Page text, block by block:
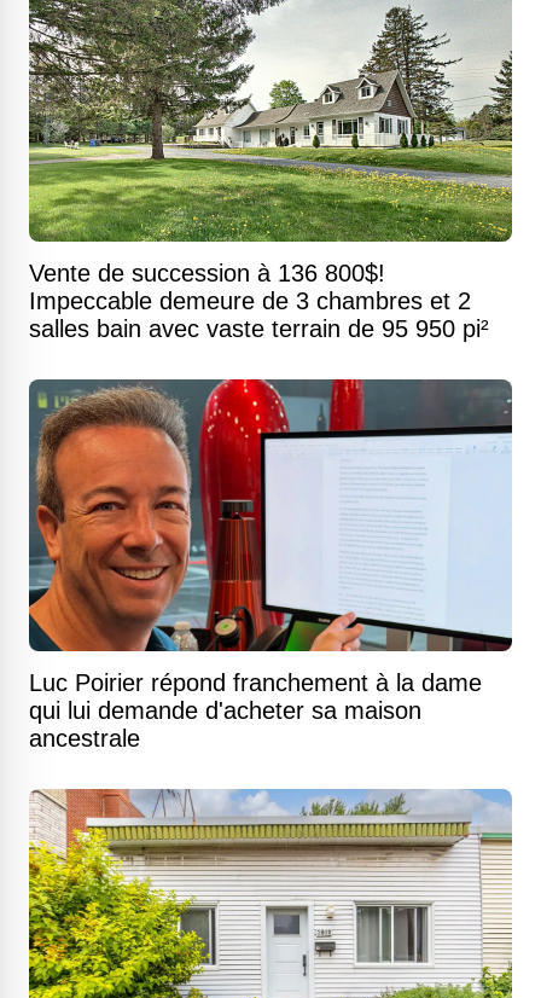
Vente de succession à 136 800$!
Impeccable demeure de 3 chambres et 2
salles bain avec vaste terrain de 95 950 pi²
Luc Poirier répond franchement à la dame
qui lui demande d'acheter sa maison
ancestrale